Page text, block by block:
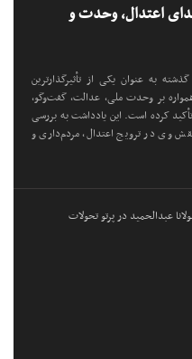
اعتدال، وحدت و
به عنوان یکی از تأثیرگذارترین
بر وحدت ملی، عدالت، گفت‌وگو،
کرده است. این یادداشت به بررسی
وی در ترویج اعتدال، مردم‌داری و
عبدالحمید در پرتو تحولات